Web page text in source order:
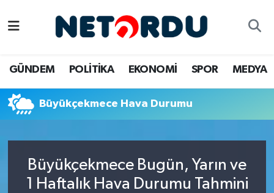
GÜNDEM POLİTİKA EKONOMİ SPOR MEDYA
Büyükçekmece Hava Durumu
Büyükçekmece Bugün, Yarın ve
1 Haftalık Hava Durumu Tahmini
DÜNYA
EĞİTİM
EKONOMİ
Namaz Vakitleri
Trafik Durumu
Süper Lig Puan Durumu ve Fikstür